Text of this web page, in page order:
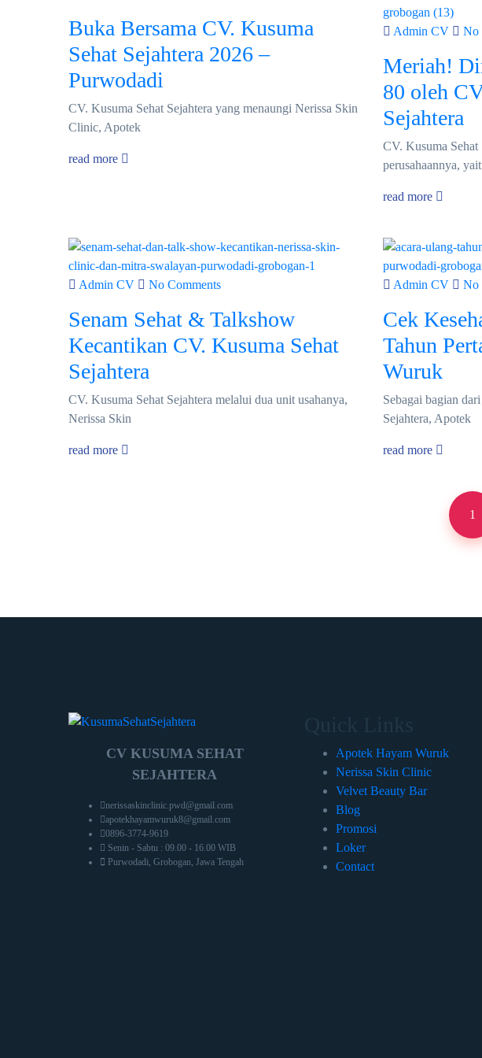
Buka Bersama CV. Kusuma
Sehat Sejahtera 2026 –
Purwodadi
CV. Kusuma Sehat Sejahtera yang menaungi Nerissa Skin
Clinic, Apotek
read more
Admin CV No
Meriah!
80 oleh
Sejahtera
CV. Kusuma Sehat
perusahaannya,
read more
Admin CV No Comments
Senam Sehat & Talkshow
Kecantikan CV. Kusuma Sehat
Sejahtera
CV. Kusuma Sehat Sejahtera melalui dua unit usahanya,
Nerissa Skin
read more
Admin CV No
Cek
Tahun
Wuruk
Sebagai bagian
Sejahtera, Apotek
read more
1
CV KUSUMA SEHAT
SEJAHTERA
nerissaskinclinic.pwd@gmail.com
apotekhayamwuruk8@gmail.com
0896-3774-9619
Senin - Sabtu : 09.00 - 16.00 WIB
Purwodadi, Grobogan, Jawa Tengah
Apotek Hayam Wuruk
Nerissa Skin Clinic
Velvet Beauty Bar
Blog
Promosi
Loker
Contact